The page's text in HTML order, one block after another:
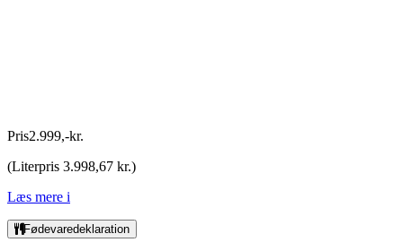
Pris2.999,-kr.
(Literpris 3.998,67 kr.)
Læs mere i
Fødevaredeklaration